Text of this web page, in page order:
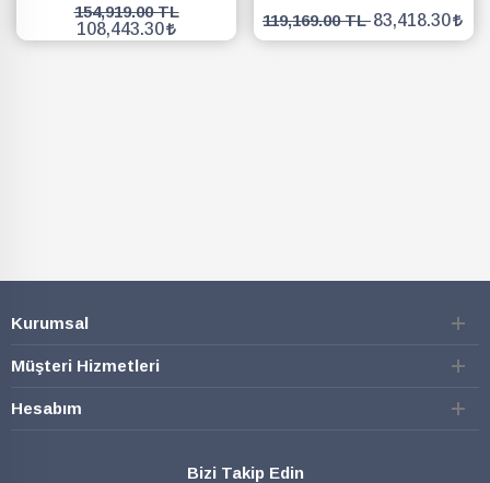
154,919.00 TL
108,443.30
119,169.00 TL83,418.30
Kurumsal
Müşteri Hizmetleri
Hesabım
Bizi Takip Edin